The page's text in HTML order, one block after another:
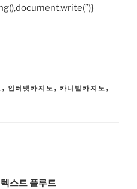
, 인터넷카지노 , 카니발카지노 ,
스트 플루트